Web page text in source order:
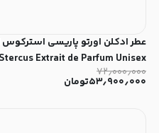
عطر ادکلن اورتو پاریسی استرکوس
Extrait de Parfum Unisex
۷۲٫۰۰۰٫۰۰۰
۵۳٫۹۰۰٫۰۰۰تومان